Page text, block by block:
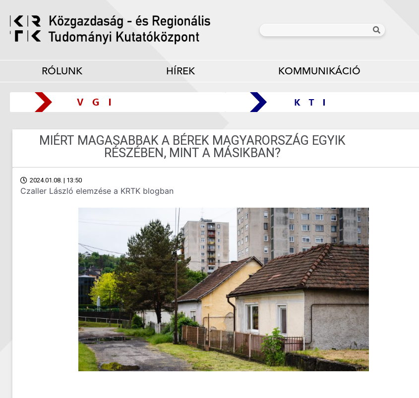
RÓLUNK HÍREK KOMMUNIKÁCIÓ
MIÉRT MAGASABBAK A BÉREK MAGYARORSZÁG EGYIK
RÉSZÉBEN, MINT A MÁSIKBAN?
2024.01.08. | 13:50
Czaller László elemzése a KRTK blogban